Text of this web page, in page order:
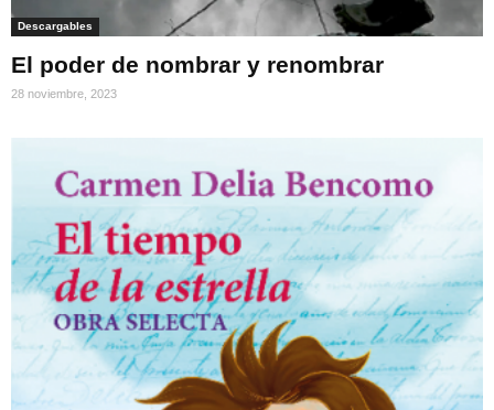
Descargables
El poder de nombrar y renombrar
28 noviembre, 2023